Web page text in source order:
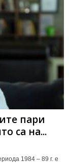
пари
са на...
1984 – 89 г. е